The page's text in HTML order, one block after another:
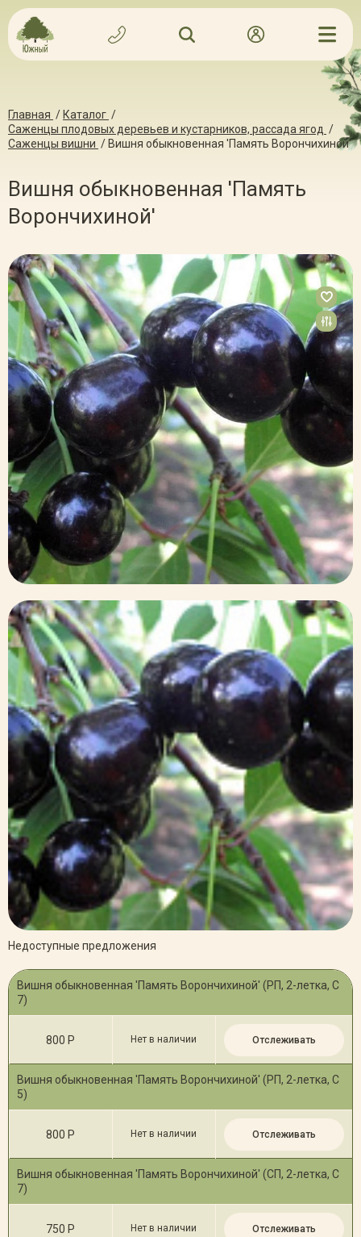
Главная / Каталог /
Саженцы плодовых деревьев и кустарников, рассада ягод /
Саженцы вишни / Вишня обыкновенная 'Память Ворончихиной'
Вишня обыкновенная 'Память
Ворончихиной'
Недоступные предложения
Вишня обыкновенная 'Память Ворончихиной' (РП, 2-летка, С
7)
800 Р Нет в наличии Отслеживать
Вишня обыкновенная 'Память Ворончихиной' (РП, 2-летка, С
5)
800 Р Нет в наличии Отслеживать
Вишня обыкновенная 'Память Ворончихиной' (СП, 2-летка, С
7)
750 Р Нет в наличии Отслеживать